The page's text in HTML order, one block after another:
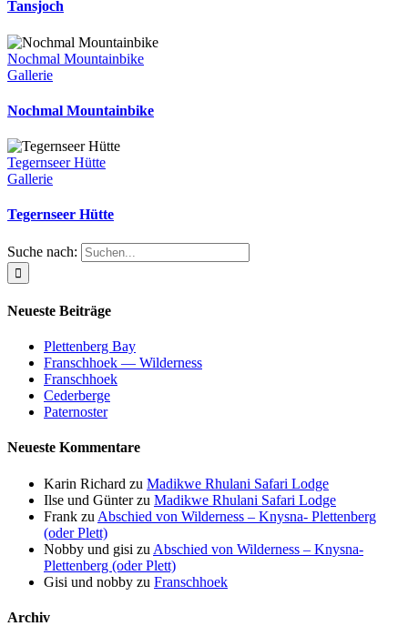
Tansjoch
Nochmal Mountainbike
Gallerie
Nochmal Mountainbike
Tegernseer Hütte
Gallerie
Tegernseer Hütte
Suche nach:
Neueste Beiträge
Plettenberg Bay
Franschhoek — Wilderness
Franschhoek
Cederberge
Paternoster
Neueste Kommentare
Karin Richard zu Madikwe Rhulani Safari Lodge
Ilse und Günterzu Madikwe Rhulani Safari Lodge
Frank zu Abschied von Wilderness – Knysna- Plettenberg
(oder Plett)
Nobby und gisi zu Abschied von Wilderness – Knysna-
Plettenberg (oder Plett)
Gisi und nobby zu Franschhoek
Archiv